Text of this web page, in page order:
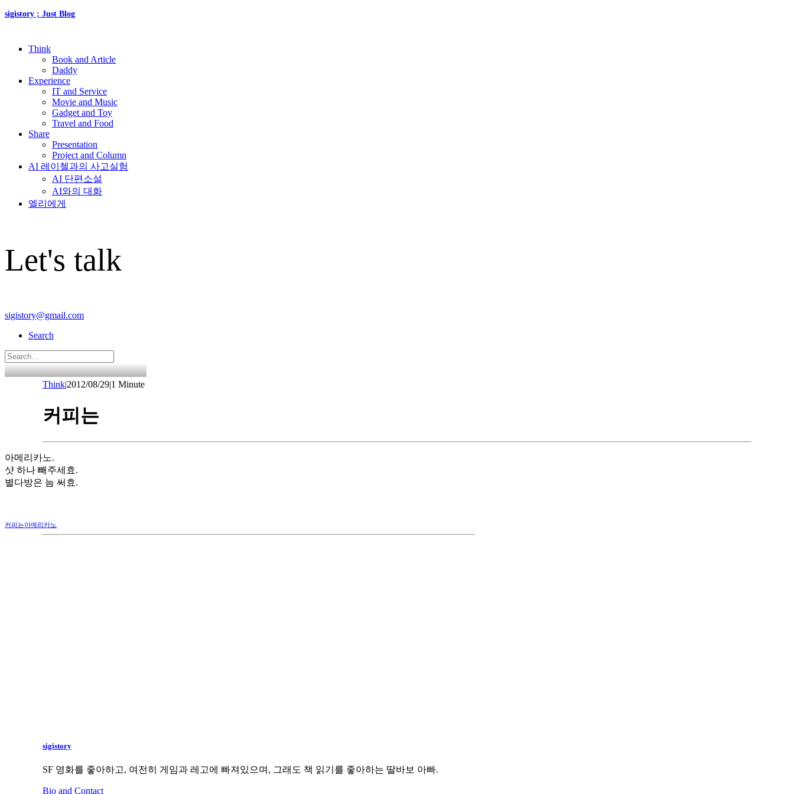
sigistory ; Just Blog
Think
Book and Article
Daddy
Experience
IT and Service
Movie and Music
Gadget and Toy
Travel and Food
Share
Presentation
Project and Column
AI 레이첼과의 사고실험
AI 단편소설
AI와의 대화
엘리에게
Let's talk
sigistory@gmail.com
Search
Think|2012/08/29|1 Minute
커피는
아메리카노.
샷 하나 빼주세효.
별다방은 늠 써효.
커피는아메리카노
sigistory
SF 영화를 좋아하고, 여전히 게임과 레고에 빠져있으며, 그래도 책 읽기를 좋아하는 딸바보 아빠.
Bio and Contact